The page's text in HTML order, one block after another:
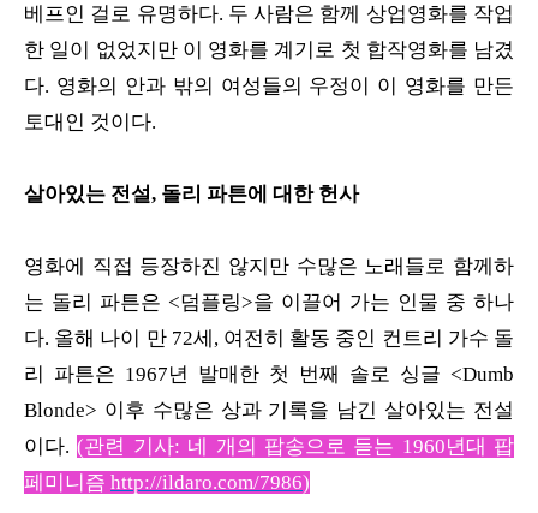
베프인 걸로 유명하다. 두 사람은 함께 상업영화를 작업
한 일이 없었지만 이 영화를 계기로 첫 합작영화를 남겼
다. 영화의 안과 밖의 여성들의 우정이 이 영화를 만든
토대인 것이다.
살아있는 전설, 돌리 파튼에 대한 헌사
영화에 직접 등장하진 않지만 수많은 노래들로 함께하
는 돌리 파튼은 <덤플링>을 이끌어 가는 인물 중 하나
다. 올해 나이 만 72세, 여전히 활동 중인 컨트리 가수 돌
리 파튼은 1967년 발매한 첫 번째 솔로 싱글 <Dumb
Blonde> 이후 수많은 상과 기록을 남긴 살아있는 전설
이다.(관련 기사: 네 개의 팝송으로 듣는 1960년대 팝
페미니즘 http://ildaro.com/7986)